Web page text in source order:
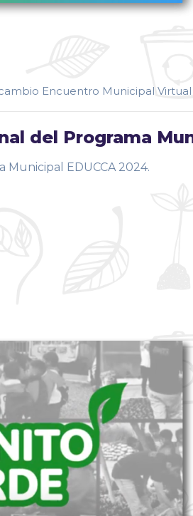
Encuentro Municipal Virtual
del Programa
EDUCCA 2024.